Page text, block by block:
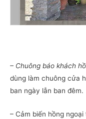
– Chuông báo khách
dùng làm chuông cửa
ban ngày lẫn ban đêm.
– Cảm biến hồng